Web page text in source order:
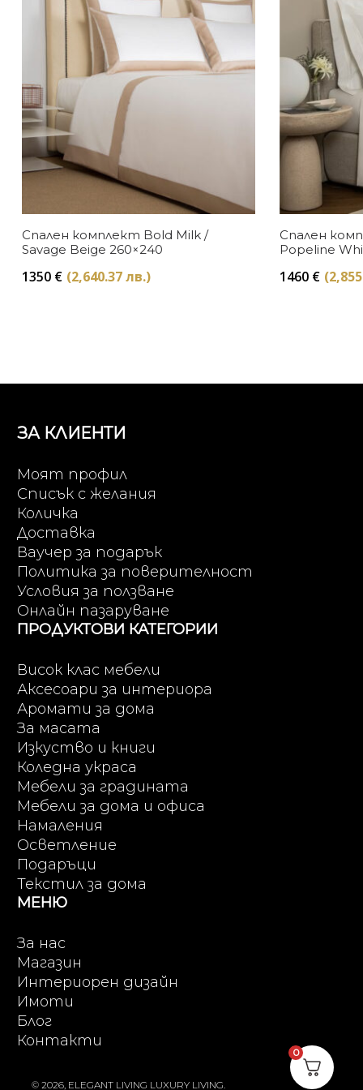
Спален комплект Bold Milk /
Savage Beige 260×240
1350 € (2,640.37 лв.)
Спален
Popeline
1460 €
ЗА КЛИЕНТИ
Моят профил
Списък с желания
Количка
Доставка
Ваучер за подарък
Политика за поверителност
Условия за ползване
Онлайн пазаруване
ПРОДУКТОВИ КАТЕГОРИИ
Висок клас мебели
Аксесоари за интериора
Аромати за дома
За масата
Изкуство и книги
Коледна украса
Мебели за градината
Мебели за дома и офиса
Намаления
Осветление
Подаръци
Текстил за дома
МЕНЮ
За нас
Магазин
Интериорен дизайн
Имоти
Блог
Контакти
© 2026, ELEGANT LIVING LUXURY LIVING.
0